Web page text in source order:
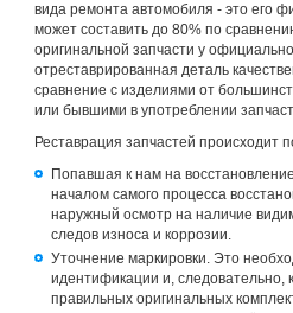
вида ремонта автомобиля - это его
может составить до 80% по
оригинальной запчасти у
отреставрированная деталь
сравнение с изделиями от
или бывшими в употреблении
Реставрация запчастей происходит
Попавшая к нам на
началом самого процесса
наружный осмотр на наличие
следов износа и коррозии.
Уточнение маркировки. Это
идентификации и, следовательно,
правильных оригинальных